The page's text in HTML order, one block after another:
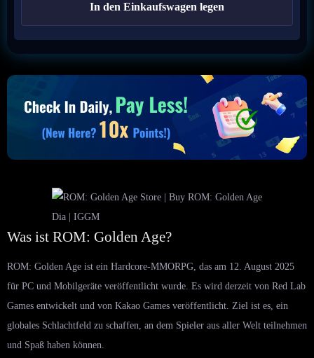
In den Einkaufswagen legen
Was ist ROM: Golden Age?
ROM: Golden Age ist ein Hardcore-MMORPG, das am 12. August 2025
für PC und Mobilgeräte veröffentlicht wurde. Es wird derzeit von Red Lab
Games entwickelt und von Kakao Games veröffentlicht. Ziel ist es, ein
globales Schlachtfeld zu schaffen, an dem Spieler aus aller Welt teilnehmen
und Spaß haben können.